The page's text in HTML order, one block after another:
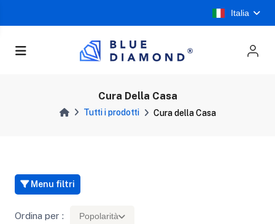
Italia
Cura Della Casa
Tutti i prodotti Cura della Casa
Menu filtri
Ordina per : Popolarità